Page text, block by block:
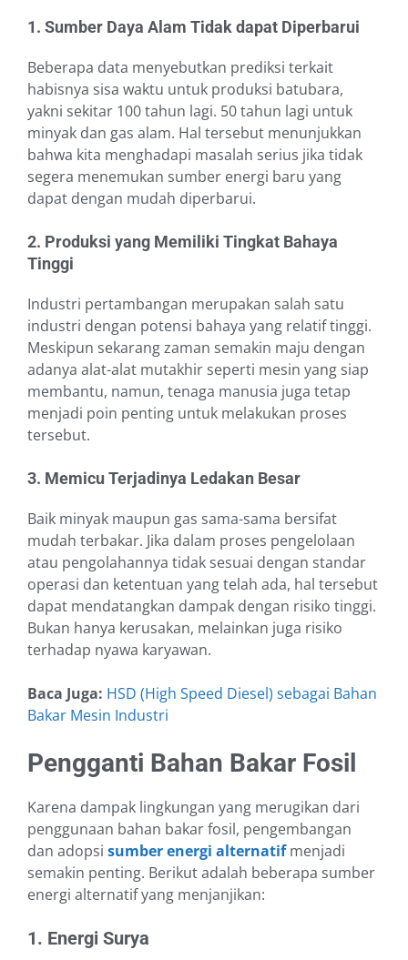
1. Sumber Daya Alam Tidak dapat Diperbarui
Beberapa data menyebutkan prediksi terkait
habisnya sisa waktu untuk produksi batubara,
yakni sekitar 100 tahun lagi. 50 tahun lagi untuk
minyak dan gas alam. Hal tersebut menunjukkan
bahwa kita menghadapi masalah serius jika tidak
segera menemukan sumber energi baru yang
dapat dengan mudah diperbarui.
2. Produksi yang Memiliki Tingkat Bahaya
Tinggi
Industri pertambangan merupakan salah satu
industri dengan potensi bahaya yang relatif tinggi.
Meskipun sekarang zaman semakin maju dengan
adanya alat-alat mutakhir seperti mesin yang siap
membantu, namun, tenaga manusia juga tetap
menjadi poin penting untuk melakukan proses
tersebut.
3. Memicu Terjadinya Ledakan Besar
Baik minyak maupun gas sama-sama bersifat
mudah terbakar. Jika dalam proses pengelolaan
atau pengolahannya tidak sesuai dengan standar
operasi dan ketentuan yang telah ada, hal tersebut
dapat mendatangkan dampak dengan risiko tinggi.
Bukan hanya kerusakan, melainkan juga risiko
terhadap nyawa karyawan.
Baca Juga: HSD (High Speed Diesel) sebagai Bahan
Bakar Mesin Industri
Pengganti Bahan Bakar Fosil
Karena dampak lingkungan yang merugikan dari
penggunaan bahan bakar fosil, pengembangan
dan adopsi sumber energi alternatifmenjadi
semakin penting. Berikut adalah beberapa sumber
energi alternatif yang menjanjikan:
1. Energi Surya